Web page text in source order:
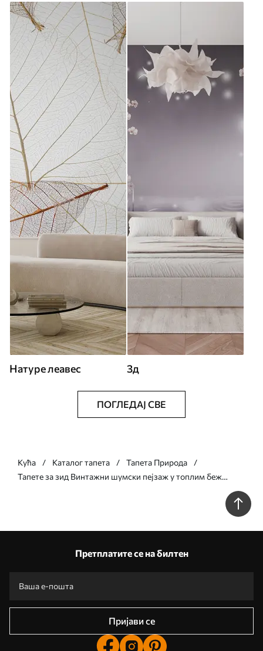
Натуре леавес 3д
ПОГЛЕДАЈ СВЕ
Кућа Каталог тапета
Тапета Природа
Тапете за зид Винтажни шумски пејзаж у топлим беж
Претплатите се на билтен
Пријави се